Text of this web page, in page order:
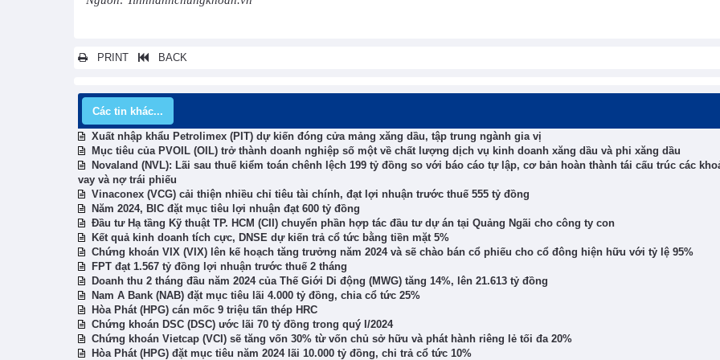
PRINT BACK
Các tin khác...
Xuất nhập khẩu Petrolimex (PIT) dự kiến đóng cửa mảng xăng dầu, tập trung ngành gia vị
Mục tiêu của PVOIL (OIL) trở thành doanh nghiệp số một về chất lượng dịch vụ kinh doanh xăng dầu và phi xăng dầu
Novaland (NVL): Lãi sau thuế kiểm toán chênh lệch 199 tỷ đồng so với báo cáo tự lập, cơ bản hoàn thành tái cấu trúc các
vay và nợ trái phiếu
Vinaconex (VCG) cải thiện nhiều chỉ tiêu tài chính, đạt lợi nhuận trước thuế 555 tỷ đồng
Năm 2024, BIC đặt mục tiêu lợi nhuận đạt 600 tỷ đồng
Đầu tư Hạ tầng Kỹ thuật TP. HCM (CII) chuyển phần hợp tác đầu tư dự án tại Quảng Ngãi cho công ty con
Kết quả kinh doanh tích cực, DNSE dự kiến trả cổ tức bằng tiền mặt 5%
Chứng khoán VIX (VIX) lên kế hoạch tăng trưởng năm 2024 và sẽ chào bán cổ phiếu cho cổ đông hiện hữu với tỷ lệ 95%
FPT đạt 1.567 tỷ đồng lợi nhuận trước thuế 2 tháng
Doanh thu 2 tháng đầu năm 2024 của Thế Giới Di động (MWG) tăng 14%, lên 21.613 tỷ đồng
Nam A Bank (NAB) đặt mục tiêu lãi 4.000 tỷ đồng, chia cổ tức 25%
Hòa Phát (HPG) cán mốc 9 triệu tấn thép HRC
Chứng khoán DSC (DSC) ước lãi 70 tỷ đồng trong quý I/2024
Chứng khoán Vietcap (VCI) sẽ tăng vốn 30% từ vốn chủ sở hữu và phát hành riêng lẻ tối đa 20%
Hòa Phát (HPG) đặt mục tiêu năm 2024 lãi 10.000 tỷ đồng, chi trả cổ tức 10%